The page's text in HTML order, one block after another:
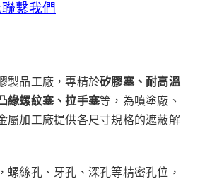
繫我們
製品工廠，專精於矽膠塞、耐高溫
緣螺紋塞、拉手塞等，為噴塗廠、
屬加工廠提供各尺寸規格的遮蔽解
螺絲孔、牙孔、深孔等精密孔位，